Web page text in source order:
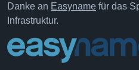
Danke an Easyname für das
Infrastruktur.